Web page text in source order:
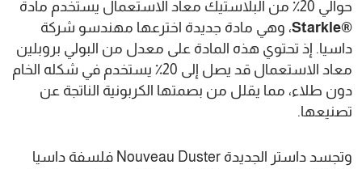
حوالي 20٪ من البلاستيك معاد الاستعمال يستخدم مادة
®Starkle
، وهي مادة جديدة اخترعها مهندسو شركة
داسيا. إذ تحتوي هذه المادة على معدل من البولي بروبلين
معاد الاستعمال قد يصل إلى 20٪ يستخدم في شكله الخام
دون طلاء، مما يقلل من بصمتها الكربونية الناتجة عن
تصنيعها.
وتجسد داستر الجديدة Nouveau Duster فلسفة داسيا